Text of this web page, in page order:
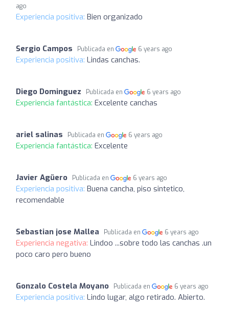
ago
Experiencia positiva: Bien organizado
Sergio Campos Publicada en 6 years ago
Experiencia positiva: Lindas canchas.
Diego Dominguez Publicada en 6 years ago
Experiencia fantástica: Excelente canchas
ariel salinas Publicada en 6 years ago
Experiencia fantástica: Excelente
Javier Agüero Publicada en 6 years ago
Experiencia positiva: Buena cancha, piso sintetico,
recomendable
Sebastian jose Mallea Publicada en 6 years ago
Experiencia negativa: Lindoo ...sobre todo las canchas .un
poco caro pero bueno
Gonzalo Costela Moyano Publicada en 6 years ago
Experiencia positiva: Lindo lugar, algo retirado. Abierto.